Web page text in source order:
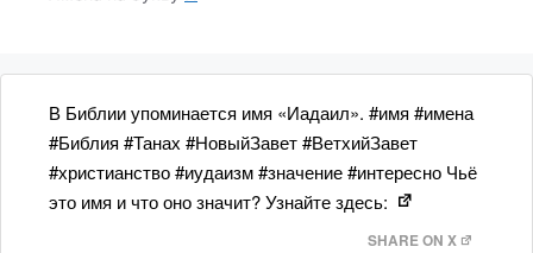
В Библии упоминается имя «Иадаил». #имя #имена
#Библия #Танах #НовыйЗавет #ВетхийЗавет
#христианство #иудаизм #значение #интересно Чьё
это имя и что оно значит? Узнайте здесь:
SHARE ON X